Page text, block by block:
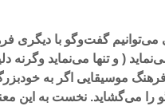
می‌توانیم گفت‌وگو با دیگری
( و تنها می‌نماید وگرنه
موسیقایی اگر به
می‌گشاید. نخست به این معنا